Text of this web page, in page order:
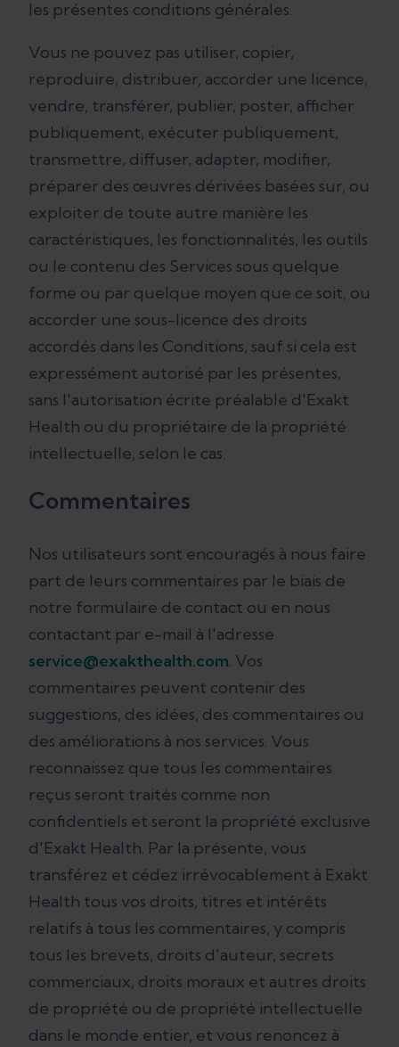
les présentes conditions générales.
Vous ne pouvez pas utiliser, copier,
reproduire, distribuer, accorder une licence,
vendre, transférer, publier, poster, afficher
publiquement, exécuter publiquement,
transmettre, diffuser, adapter, modifier,
préparer des œuvres dérivées basées sur, ou
exploiter de toute autre manière les
caractéristiques, les fonctionnalités, les outils
ou le contenu des Services sous quelque
forme ou par quelque moyen que ce soit, ou
accorder une sous-licence des droits
accordés dans les Conditions, sauf si cela est
expressément autorisé par les présentes,
sans l'autorisation écrite préalable d'Exakt
Health ou du propriétaire de la propriété
intellectuelle, selon le cas.
Commentaires
Nos utilisateurs sont encouragés à nous faire
part de leurs commentaires par le biais de
notre formulaire de contact ou en nous
contactant par e-mail à l'adresse
service@exakthealth.com. Vos
commentaires peuvent contenir des
suggestions, des idées, des commentaires ou
des améliorations à nos services. Vous
reconnaissez que tous les commentaires
reçus seront traités comme non
confidentiels et seront la propriété exclusive
d'Exakt Health. Par la présente, vous
transférez et cédez irrévocablement à Exakt
Health tous vos droits, titres et intérêts
relatifs à tous les commentaires, y compris
tous les brevets, droits d'auteur, secrets
commerciaux, droits moraux et autres droits
de propriété ou de propriété intellectuelle
dans le monde entier, et vous renoncez à